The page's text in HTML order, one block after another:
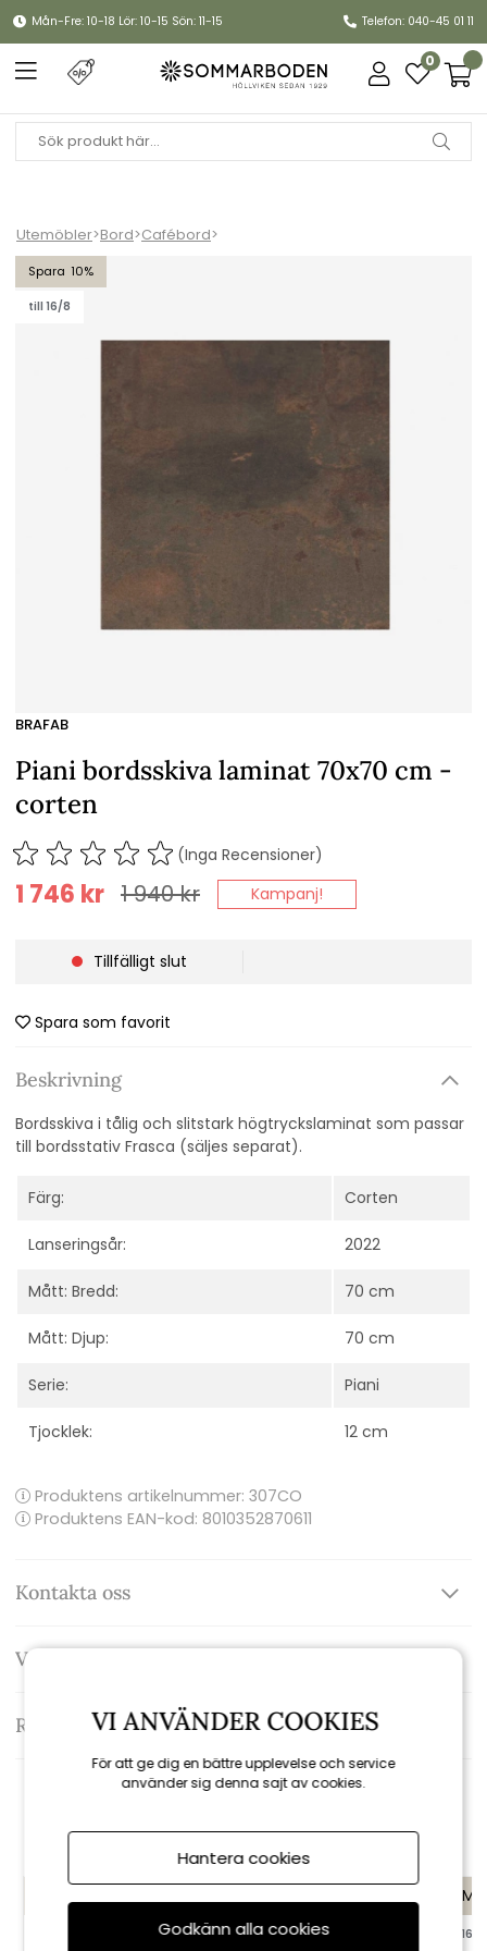
Mån-Fre: 10-18 Lör: 10-15 Sön: 11-15 Telefon: 040-45 01 11
0
Utemöbler>Bord>Cafébord>
10
till 16/8
Piani bordsskiva laminat 70x70 cm - corten
BRAFAB
Piani bordsskiva laminat 70x70 cm -
corten
(Inga Recensioner)
1 940kr
1 746 kr Kampanj!
Tillfälligt slut
Spara som favorit
Beskrivning
Bordsskiva i tålig och slitstark högtryckslaminat som passar
till bordsstativ Frasca (säljes separat).
Färg: Corten
Lanseringsår: 2022
Mått: Bredd: 70 cm
Mått: Djup: 70 cm
Serie: Piani
Tjocklek: 12 cm
Produktens artikelnummer: 307CO
Produktens EAN-kod: 8010352870611
Kontakta oss
Varumärke: Brafab
Recensioner
till 16/8 till 16/8
VI ANVÄNDER COOKIES
För att ge dig en bättre upplevelse och service
använder sig denna sajt av cookies.
Hantera cookies
Godkänn alla cookies